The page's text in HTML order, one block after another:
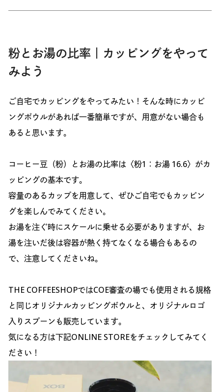
粉とお湯の比率｜カッピングをやって
みよう
ご自宅でカッピングをやってみたい！そんな時にカッピ
ングボウルがあれば一番簡単ですが、用意がない場合も
あると思います。
コーヒー豆（粉）とお湯の比率は〈粉1：お湯 16.6〉がカ
ッピングの基本です。
容量のあるカップを用意して、ぜひご自宅でもカッピン
グを楽しんでみてください。
お湯を注ぐ時にスケールに乗せる必要がありますが、お
湯を注いだ後は容器が熱く持てなくなる場合もあるの
で、注意してくださいね。
THE COFFEESHOPではCOE審査の場でも使用される規格
と同じオリジナルカッピングボウルと、オリジナルロゴ
入りスプーンも販売しています。
気になる方は下記ONLINE STOREをチェックしてみてく
ださい！